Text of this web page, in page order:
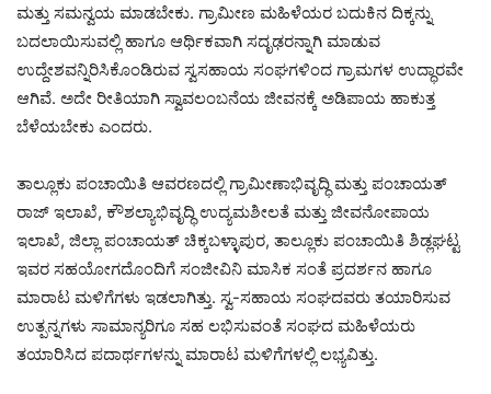
ಮತ್ತು ಸಮನ್ವಯ ಮಾಡಬೇಕು. ಗ್ರಾಮೀಣ ಮಹಿಳೆಯರ ಬದುಕಿನ ದಿಕ್ಕನ್ನು
ಬದಲಾಯಿಸುವಲ್ಲಿ ಹಾಗೂ ಆರ್ಥಿಕವಾಗಿ ಸದೃಢರನ್ನಾಗಿ ಮಾಡುವ
ಉದ್ದೇಶವನ್ನಿರಿಸಿಕೊಂಡಿರುವ ಸ್ವಸಹಾಯ ಸಂಘಗಳಿಂದ ಗ್ರಾಮಗಳ ಉದ್ಧಾರವೇ
ಆಗಿವೆ. ಅದೇ ರೀತಿಯಾಗಿ ಸ್ವಾವಲಂಬನೆಯ ಜೀವನಕ್ಕೆ ಅಡಿಪಾಯ ಹಾಕುತ್ತ
ಬೆಳೆಯಬೇಕು ಎಂದರು.
ತಾಲ್ಲೂಕು ಪಂಚಾಯಿತಿ ಆವರಣದಲ್ಲಿ ಗ್ರಾಮೀಣಾಭಿವೃದ್ಧಿ ಮತ್ತು ಪಂಚಾಯತ್
ರಾಜ್ ಇಲಾಖೆ, ಕೌಶಲ್ಯಾಭಿವೃದ್ಧಿ ಉದ್ಯಮಶೀಲತೆ ಮತ್ತು ಜೀವನೋಪಾಯ
ಇಲಾಖೆ, ಜಿಲ್ಲಾ ಪಂಚಾಯತ್ ಚಿಕ್ಕಬಳ್ಳಾಪುರ, ತಾಲ್ಲೂಕು ಪಂಚಾಯಿತಿ ಶಿಡ್ಲಘಟ್ಟ
ಇವರ ಸಹಯೋಗದೊಂದಿಗೆ ಸಂಜೀವಿನಿ ಮಾಸಿಕ ಸಂತೆ ಪ್ರದರ್ಶನ ಹಾಗೂ
ಮಾರಾಟ ಮಳಿಗೆಗಳು ಇಡಲಾಗಿತ್ತು. ಸ್ವ-ಸಹಾಯ ಸಂಘದವರು ತಯಾರಿಸುವ
ಉತ್ಪನ್ನಗಳು ಸಾಮಾನ್ಯರಿಗೂ ಸಹ ಲಭಿಸುವಂತೆ ಸಂಘದ ಮಹಿಳೆಯರು
ತಯಾರಿಸಿದ ಪದಾರ್ಥಗಳನ್ನು ಮಾರಾಟ ಮಳಿಗೆಗಳಲ್ಲಿ ಲಭ್ಯವಿತ್ತು.